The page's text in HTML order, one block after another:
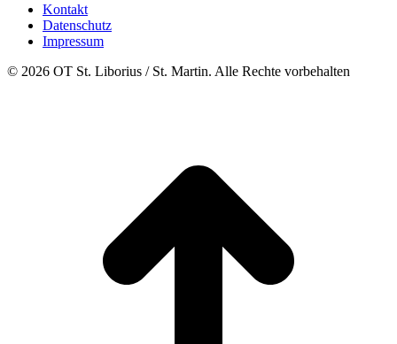
Kontakt
Datenschutz
Impressum
© 2026 OT St. Liborius / St. Martin. Alle Rechte vorbehalten